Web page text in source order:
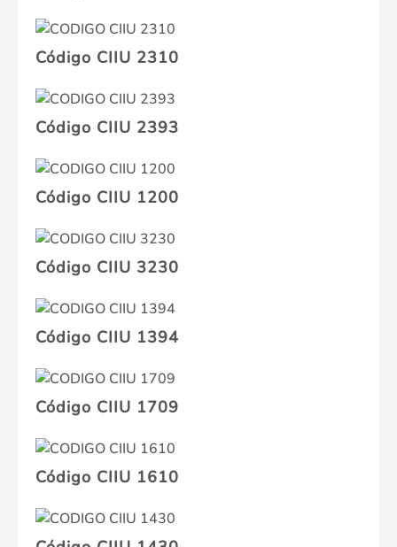
Código CIIU 2310
Código CIIU 2393
Código CIIU 1200
Código CIIU 3230
Código CIIU 1394
Código CIIU 1709
Código CIIU 1610